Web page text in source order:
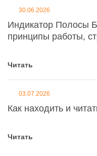
30.06.2026
Индикатор Полосы
принципы работы,
Читать
03.07.2026
Как находить и
Читать